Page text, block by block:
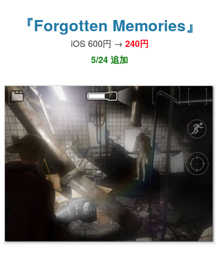
『Forgotten Memories』
iOS 600円 → 240円
5/24 追加